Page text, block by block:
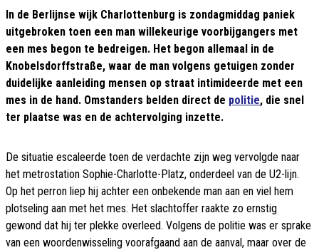
In de Berlijnse wijk Charlottenburg is zondagmiddag paniek
uitgebroken toen een man willekeurige voorbijgangers met
een mes begon te bedreigen. Het begon allemaal in de
Knobelsdorffstraße, waar de man volgens getuigen zonder
duidelijke aanleiding mensen op straat intimideerde met een
mes in de hand. Omstanders belden direct de politie, die snel
ter plaatse was en de achtervolging inzette.
De situatie escaleerde toen de verdachte zijn weg vervolgde naar
het metrostation Sophie-Charlotte-Platz, onderdeel van de U2-lijn.
Op het perron liep hij achter een onbekende man aan en viel hem
plotseling aan met het mes. Het slachtoffer raakte zo ernstig
gewond dat hij ter plekke overleed. Volgens de politie was er sprake
van een woordenwisseling voorafgaand aan de aanval, maar over de